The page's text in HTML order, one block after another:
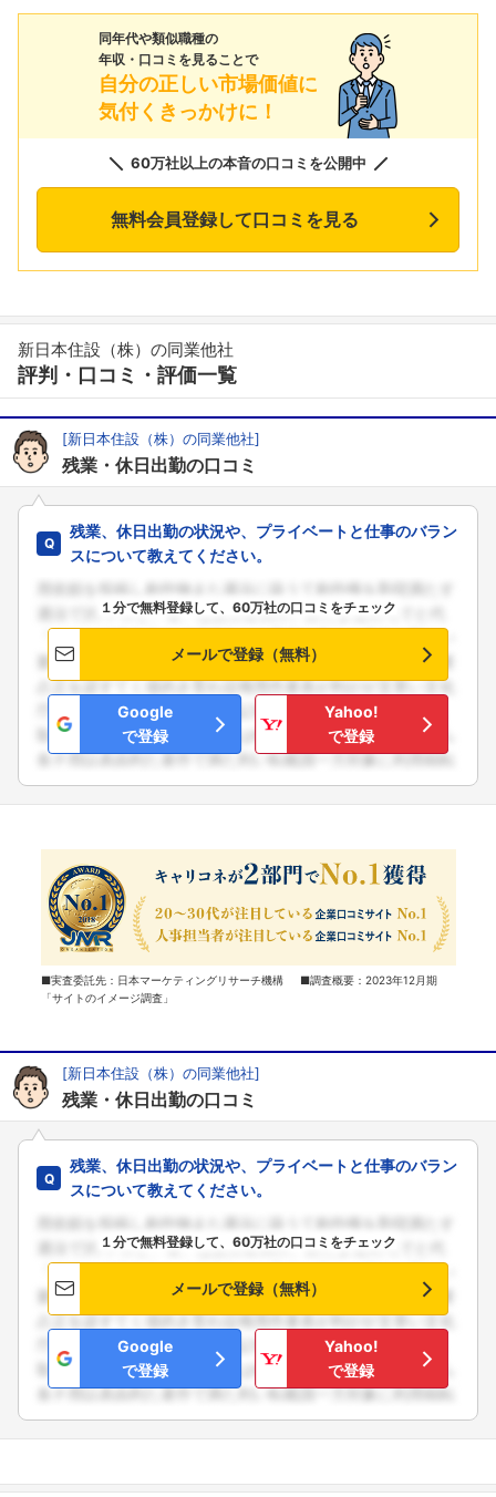
同年代や類似職種の
年収・口コミを見ることで
自分の正しい市場価値に
気付くきっかけに！
60万社以上の本音の口コミを公開中
無料会員登録して口コミを見る
新日本住設（株）の同業他社
評判・口コミ・評価一覧
[新日本住設（株）の同業他社]
残業・休日出勤の口コミ
残業、休日出勤の状況や、プライベートと仕事のバラン
スについて教えてください。
１分で無料登録して、60万社の口コミをチェック
メールで登録（無料）
Google
で登録
Yahoo!
で登録
■実査委託先：日本マーケティングリサーチ機構 ■調査概要：2023年12月期
「サイトのイメージ調査」
[新日本住設（株）の同業他社]
残業・休日出勤の口コミ
残業、休日出勤の状況や、プライベートと仕事のバラン
スについて教えてください。
１分で無料登録して、60万社の口コミをチェック
メールで登録（無料）
Google
で登録
Yahoo!
で登録